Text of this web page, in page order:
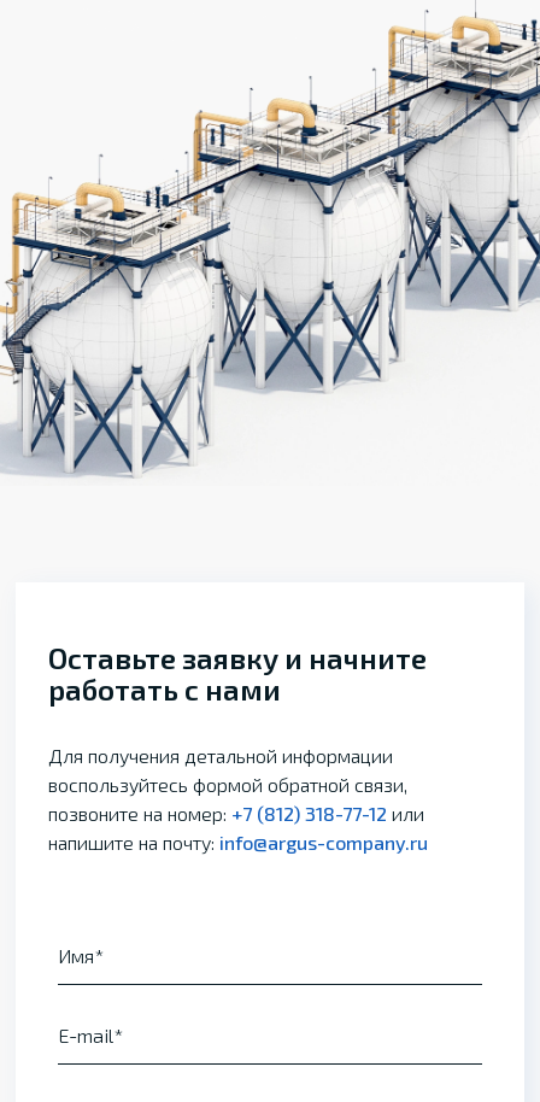
Оставьте заявку и начните
работать с нами
Для получения детальной информации
воспользуйтесь формой обратной связи,
позвоните на номер: +7 (812) 318-77-12 или
напишите на почту: info@argus-company.ru
Имя
E-mail